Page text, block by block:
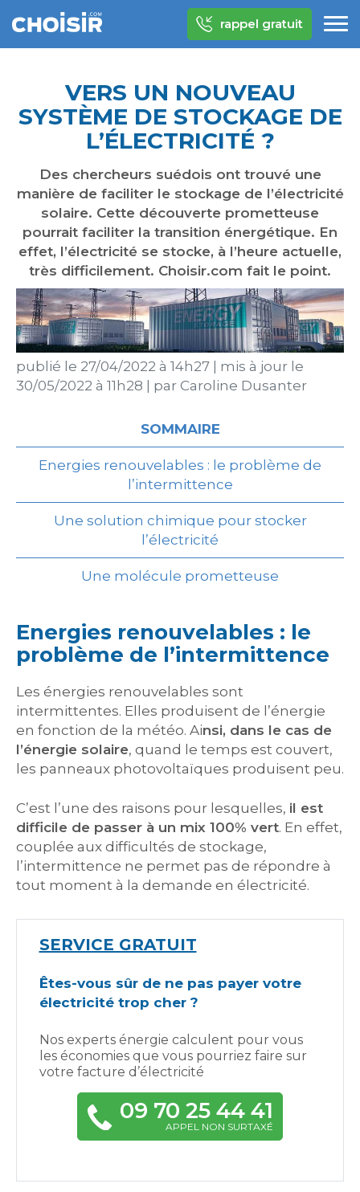
rappel gratuit
VERS UN NOUVEAU
SYSTÈME DE STOCKAGE DE
L’ÉLECTRICITÉ ?
Des chercheurs suédois ont trouvé une
manière de faciliter le stockage de l’électricité
solaire. Cette découverte prometteuse
pourrait faciliter la transition énergétique. En
effet, l’électricité se stocke, à l’heure actuelle,
très difficilement. Choisir.com fait le point.
publié le 27/04/2022 à 14h27
mis à jour le
30/05/2022 à 11h28
par Caroline Dusanter
SOMMAIRE
Energies renouvelables : le problème de
l’intermittence
Une solution chimique pour stocker
l’électricité
Une molécule prometteuse
Energies renouvelables : le
problème de l’intermittence
Les énergies renouvelables sont
intermittentes. Elles produisent de l’énergie
en fonction de la météo. Ainsi, dans le cas de
l’énergie solaire, quand le temps est couvert,
les panneaux photovoltaïques produisent peu.
C’est l’une des raisons pour lesquelles, il est
difficile de passer à un mix 100% vert. En effet,
couplée aux difficultés de stockage,
l’intermittence ne permet pas de répondre à
tout moment à la demande en électricité.
SERVICE GRATUIT
Êtes-vous sûr de ne pas payer votre
électricité trop cher ?
Nos experts énergie calculent pour vous
les économies que vous pourriez faire sur
votre facture d’électricité
09 70 25 44 41
APPEL NON SURTAXÉ